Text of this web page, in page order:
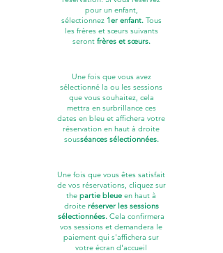
pour un enfant,
sélectionnez 1er enfant.Tous
les frères et sœurs suivants
seront frères et sœurs.
Une fois que vous avez
sélectionné la ou les sessions
que vous souhaitez, cela
mettra en surbrillance ces
dates en bleu et affichera votre
réservation en haut à droite
sousséances sélectionnées.
Une fois que vous êtes satisfait
de vos réservations, cliquez sur
the partie bleue en haut à
droite réserver les sessions
sélectionnées. Cela confirmera
vos sessions et demandera le
paiement qui s'affichera sur
votre écran d'accueil